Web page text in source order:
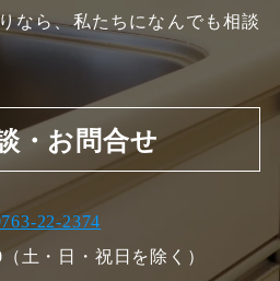
なら、私たちになんでも相談
・お問合せ
22-2374
土・日・祝日を除く）